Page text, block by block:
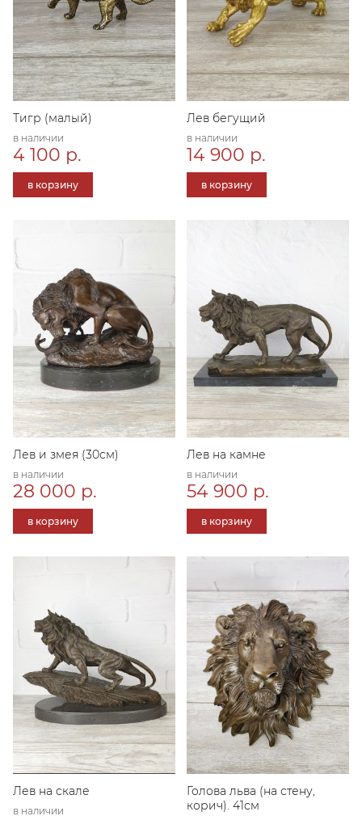
Тигр (малый)
в наличии
4 100 р.
в корзину
Лев бегущий
в наличии
14 900 р.
в корзину
Лев и змея (30см)
в наличии
28 000 р.
в корзину
Лев на камне
в наличии
54 900 р.
в корзину
Лев на скале
в наличии
Голова льва (на стену,
корич). 41см